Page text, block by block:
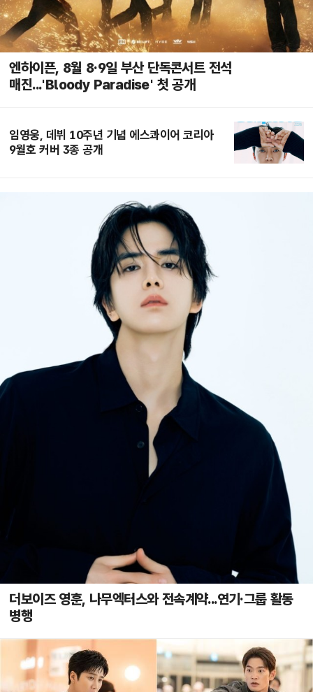
엔하이픈, 8월 8·9일 부산 단독콘서트 전석
매진...'Bloody Paradise' 첫 공개
임영웅, 데뷔 10주년 기념 에스콰이어 코리아
9월호 커버 3종 공개
더보이즈 영훈, 나무엑터스와 전속계약...연기·그룹 활동
병행